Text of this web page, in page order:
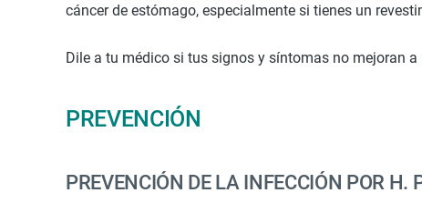
cáncer de estómago, especialmente si tienes un
Dile a tu médico si tus signos y síntomas no mejoran
PREVENCIÓN
PREVENCIÓN DE LA INFECCIÓN POR H.